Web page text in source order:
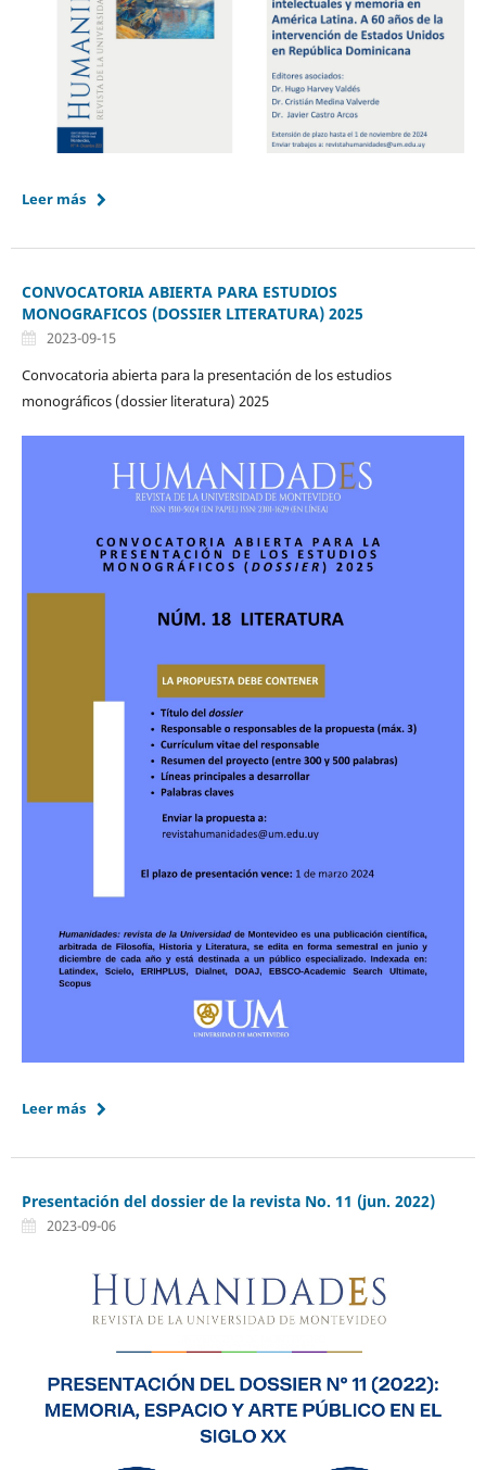
Leer más
CONVOCATORIA ABIERTA PARA ESTUDIOS
MONOGRAFICOS (DOSSIER LITERATURA) 2025
2023-09-15
Convocatoria abierta para la presentación de los estudios
monográficos (dossier literatura) 2025
Leer más
Presentación del dossier de la revista No. 11 (jun. 2022)
2023-09-06